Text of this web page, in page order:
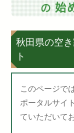
秋田県の空
ト
このページで
ポータルサイ
ていただいて